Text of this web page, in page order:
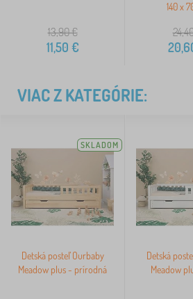
13,90€
11,50 €
140 x
VIAC Z KATEGÓRIE:
SKLADOM
Detská posteľ Ourbaby
Meadow plus - prírodná
Detská
Meadow